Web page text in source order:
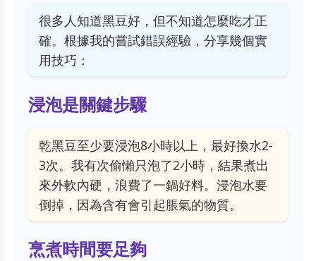
很多人知道黑豆好，但不知道怎麼吃才正
確。根據我的嘗試錯誤經驗，分享幾個實
用技巧：
浸泡是關鍵步驟
乾黑豆至少要浸泡8小時以上，最好換水2-
3次。我有次偷懶只泡了2小時，結果煮出
來外軟內硬，浪費了一鍋好料。浸泡水要
倒掉，因為含有會引起脹氣的物質。
烹煮時間要足夠